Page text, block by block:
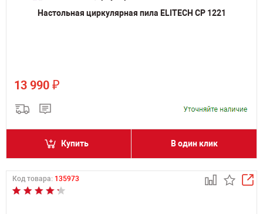
Настольная циркулярная пила ELITECH СР 1221
13 990 ₽
Купить В один клик
Код товара: 135973